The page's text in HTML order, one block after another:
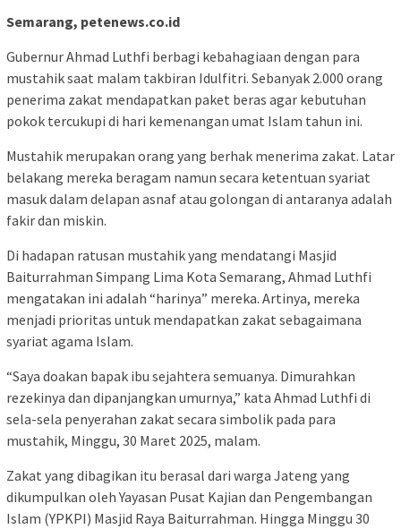
Semarang, petenews.co.id
Gubernur Ahmad Luthfi berbagi kebahagiaan dengan para
mustahik saat malam takbiran Idulfitri. Sebanyak 2.000 orang
penerima zakat mendapatkan paket beras agar kebutuhan
pokok tercukupi di hari kemenangan umat Islam tahun ini.
Mustahik merupakan orang yang berhak menerima zakat. Latar
belakang mereka beragam namun secara ketentuan syariat
masuk dalam delapan asnaf atau golongan di antaranya adalah
fakir dan miskin.
Di hadapan ratusan mustahik yang mendatangi Masjid
Baiturrahman Simpang Lima Kota Semarang, Ahmad Luthfi
mengatakan ini adalah “harinya” mereka. Artinya, mereka
menjadi prioritas untuk mendapatkan zakat sebagaimana
syariat agama Islam.
“Saya doakan bapak ibu sejahtera semuanya. Dimurahkan
rezekinya dan dipanjangkan umurnya,” kata Ahmad Luthfi di
sela-sela penyerahan zakat secara simbolik pada para
mustahik, Minggu, 30 Maret 2025, malam.
Zakat yang dibagikan itu berasal dari warga Jateng yang
dikumpulkan oleh Yayasan Pusat Kajian dan Pengembangan
Islam (YPKPI) Masjid Raya Baiturrahman. Hingga Minggu 30